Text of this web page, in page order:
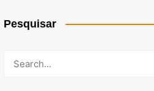
Pesquisar